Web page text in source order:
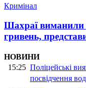
Кримінал
Шахраї виманили
гривень,
НОВИНИ
15:25 Поліцейські
посвідчення